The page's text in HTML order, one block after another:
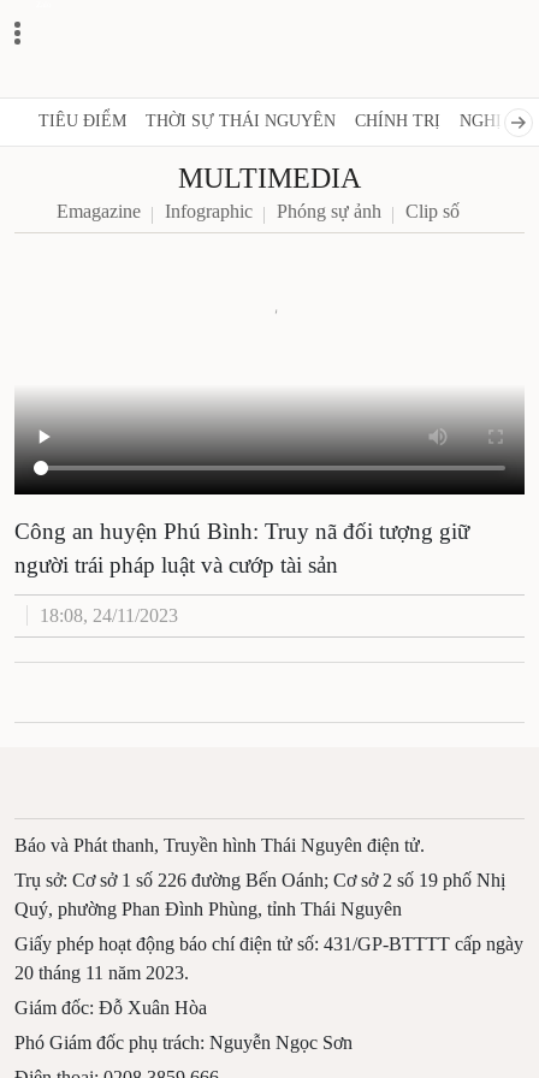
TIÊU ĐIỂM THỜI SỰ THÁI NGUYÊN CHÍNH TRỊ NGHỊ
MULTIMEDIA
Emagazine Infographic Phóng sự ảnh Clip số
Công an huyện Phú Bình: Truy nã đối tượng giữ
người trái pháp luật và cướp tài sản
18:08, 24/11/2023
Báo và Phát thanh, Truyền hình Thái Nguyên điện tử.
Trụ sở: Cơ sở 1 số 226 đường Bến Oánh; Cơ sở 2 số 19 phố Nhị
Quý, phường Phan Đình Phùng, tỉnh Thái Nguyên
Giấy phép hoạt động báo chí điện tử số: 431/GP-BTTTT cấp ngày
20 tháng 11 năm 2023.
Giám đốc: Đỗ Xuân Hòa
Phó Giám đốc phụ trách: Nguyễn Ngọc Sơn